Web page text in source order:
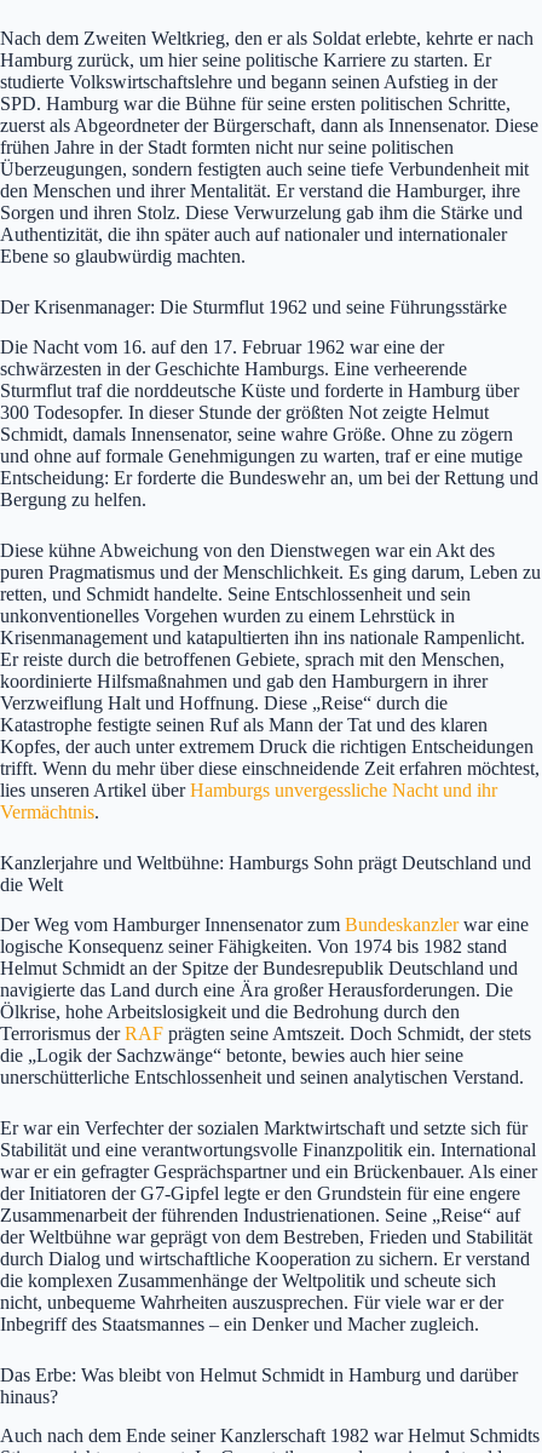
Nach dem Zweiten Weltkrieg, den er als Soldat erlebte, kehrte er nach
Hamburg zurück, um hier seine politische Karriere zu starten. Er
studierte Volkswirtschaftslehre und begann seinen Aufstieg in der
SPD. Hamburg war die Bühne für seine ersten politischen Schritte,
zuerst als Abgeordneter der Bürgerschaft, dann als Innensenator. Diese
frühen Jahre in der Stadt formten nicht nur seine politischen
Überzeugungen, sondern festigten auch seine tiefe Verbundenheit mit
den Menschen und ihrer Mentalität. Er verstand die Hamburger, ihre
Sorgen und ihren Stolz. Diese Verwurzelung gab ihm die Stärke und
Authentizität, die ihn später auch auf nationaler und internationaler
Ebene so glaubwürdig machten.
Der Krisenmanager: Die Sturmflut 1962 und seine Führungsstärke
Die Nacht vom 16. auf den 17. Februar 1962 war eine der
schwärzesten in der Geschichte Hamburgs. Eine verheerende
Sturmflut traf die norddeutsche Küste und forderte in Hamburg über
300 Todesopfer. In dieser Stunde der größten Not zeigte Helmut
Schmidt, damals Innensenator, seine wahre Größe. Ohne zu zögern
und ohne auf formale Genehmigungen zu warten, traf er eine mutige
Entscheidung: Er forderte die Bundeswehr an, um bei der Rettung und
Bergung zu helfen.
Diese kühne Abweichung von den Dienstwegen war ein Akt des
puren Pragmatismus und der Menschlichkeit. Es ging darum, Leben zu
retten, und Schmidt handelte. Seine Entschlossenheit und sein
unkonventionelles Vorgehen wurden zu einem Lehrstück in
Krisenmanagement und katapultierten ihn ins nationale Rampenlicht.
Er reiste durch die betroffenen Gebiete, sprach mit den Menschen,
koordinierte Hilfsmaßnahmen und gab den Hamburgern in ihrer
Verzweiflung Halt und Hoffnung. Diese „Reise“ durch die
Katastrophe festigte seinen Ruf als Mann der Tat und des klaren
Kopfes, der auch unter extremem Druck die richtigen Entscheidungen
trifft. Wenn du mehr über diese einschneidende Zeit erfahren möchtest,
lies unseren Artikel überHamburgs unvergessliche Nacht und ihr
Vermächtnis.
Kanzlerjahre und Weltbühne: Hamburgs Sohn prägt Deutschland und
die Welt
Der Weg vom Hamburger Innensenator zum Bundeskanzlerwar eine
logische Konsequenz seiner Fähigkeiten. Von 1974 bis 1982 stand
Helmut Schmidt an der Spitze der Bundesrepublik Deutschland und
navigierte das Land durch eine Ära großer Herausforderungen. Die
Ölkrise, hohe Arbeitslosigkeit und die Bedrohung durch den
Terrorismus derRAF prägten seine Amtszeit. Doch Schmidt, der stets
die „Logik der Sachzwänge“ betonte, bewies auch hier seine
unerschütterliche Entschlossenheit und seinen analytischen Verstand.
Er war ein Verfechter der sozialen Marktwirtschaft und setzte sich für
Stabilität und eine verantwortungsvolle Finanzpolitik ein. International
war er ein gefragter Gesprächspartner und ein Brückenbauer. Als einer
der Initiatoren der G7-Gipfel legte er den Grundstein für eine engere
Zusammenarbeit der führenden Industrienationen. Seine „Reise“ auf
der Weltbühne war geprägt von dem Bestreben, Frieden und Stabilität
durch Dialog und wirtschaftliche Kooperation zu sichern. Er verstand
die komplexen Zusammenhänge der Weltpolitik und scheute sich
nicht, unbequeme Wahrheiten auszusprechen. Für viele war er der
Inbegriff des Staatsmannes – ein Denker und Macher zugleich.
Das Erbe: Was bleibt von Helmut Schmidt in Hamburg und darüber
hinaus?
Auch nach dem Ende seiner Kanzlerschaft 1982 war Helmut Schmidts